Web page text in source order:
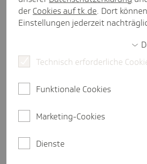
Chem­nitz:
Erfolgs­faktor
Wie eng Unternehmenskultur und
zusammenhängen, zeigte diesmal
Netzwerktreffen der Techniker
am 4. September 2025 in der
eine Minute Lesezeit
der Cookies auf tk.de. Dort
Einstellungen jederzeit
Technisch erforderliche
Funktionale Cookies
Marketing-Cookies
Dienste